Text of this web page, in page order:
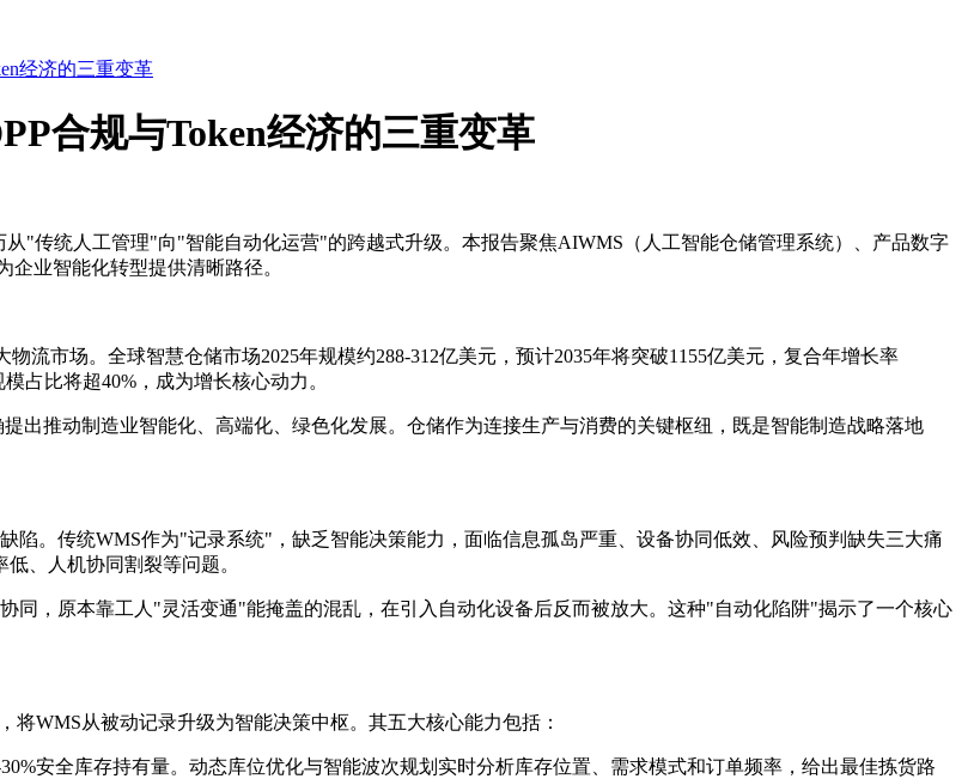
经济的三重变革
合规与Token经济的三重变革
"传统人工管理"向"智能自动化运营"的跨越式升级。本报告聚焦AIWMS（人工智能仓储管理系统）、产品数字
企业智能化转型提供清晰路径。
流市场。全球智慧仓储市场2025年规模约288-312亿美元，预计2035年将突破1155亿美元，复合年增长率
占比将超40%，成为增长核心动力。
出推动制造业智能化、高端化、绿色化发展。仓储作为连接生产与消费的关键枢纽，既是智能制造战略落地
陷。传统WMS作为"记录系统"，缺乏智能决策能力，面临信息孤岛严重、设备协同低效、风险预判缺失三大痛
、人机协同割裂等问题。
同，原本靠工人"灵活变通"能掩盖的混乱，在引入自动化设备后反而被放大。这种"自动化陷阱"揭示了一个核心
WMS从被动记录升级为智能决策中枢。其五大核心能力包括：
安全库存持有量。动态库位优化与智能波次规划实时分析库存位置、需求模式和订单频率，给出最佳拣货路